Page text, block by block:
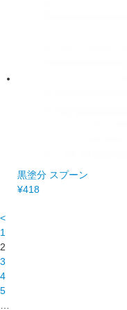
黒塗分 スプーン
¥418
<
1
2
3
4
5
…